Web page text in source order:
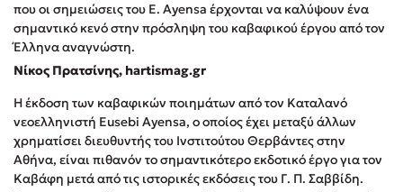
Ο Στέφανος Ξενάκης στη Χίο
Ο Κώστας Κρομμύδας & η Μαρίνα Γιώτη στο 54o Φεστιβάλ
Βιβλίου στο Πεδίον του Άρεως
που οι σημειώσεις του E. Ayensa έρχονται να καλύψουν ένα
σημαντικό κενό στην πρόσληψη του καβαφικού έργου από τον
Έλληνα αναγνώστη.
Νίκος Πρατσίνης, hartismag.gr
Η έκδοση των καβαφικών ποιημάτων από τον Καταλανό
νεοελληνιστή Eusebi Ayensa, ο οποίος έχει μεταξύ άλλων
χρηματίσει διευθυντής του Ινστιτούτου Θερβάντες στην
Αθήνα, είναι πιθανόν το σημαντικότερο εκδοτικό έργο για τον
Καβάφη μετά από τις ιστορικές εκδόσεις του Γ. Π. Σαββίδη.